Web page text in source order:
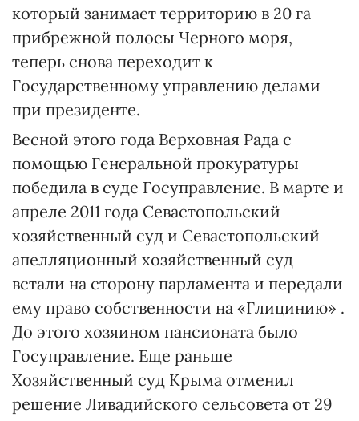
который занимает территорию в 20 га
прибрежной полосы Черного моря,
теперь снова переходит к
Государственному управлению делами
при президенте.
Весной этого года Верховная Рада с
помощью Генеральной прокуратуры
победила в суде Госуправление. В марте и
апреле 2011 года Севастопольский
хозяйственный суд и Севастопольский
апелляционный хозяйственный суд
встали на сторону парламента и передали
ему право собственности на «Глицинию» .
До этого хозяином пансионата было
Госуправление. Еще раньше
Хозяйственный суд Крыма отменил
решение Ливадийского сельсовета от 29